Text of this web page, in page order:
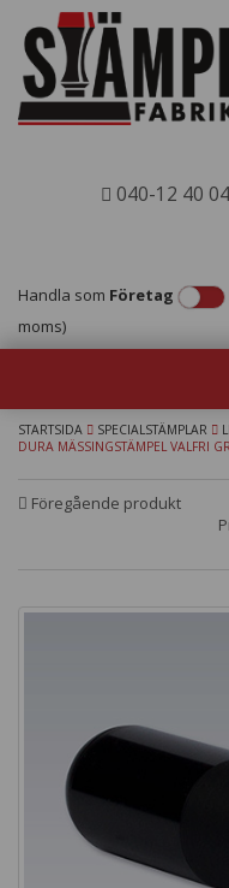
040-12 40 04
Handla som Företag
moms)
STARTSIDA SPECIALSTÄMPLAR
DURA MÄSSINGSTÄMPEL VALFRI
Föregående produkt